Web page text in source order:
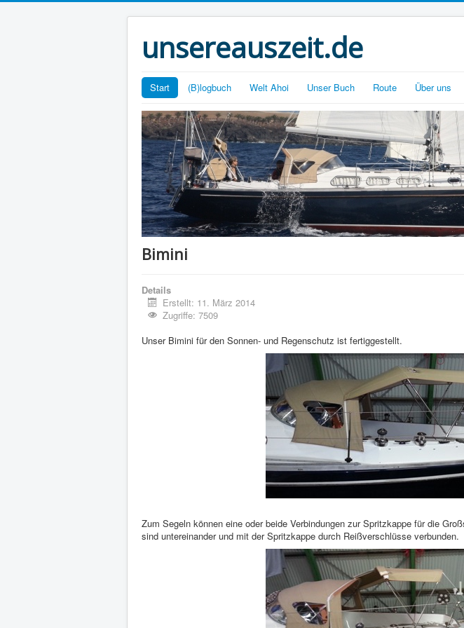
unsereauszeit.de
Start (B)logbuch Welt Ahoi Unser Buch Route Über uns
Bimini
Details
Erstellt: 11. März 2014
Zugriffe: 7509
Unser Bimini für den Sonnen- und Regenschutz ist fertiggestellt.
Zum Segeln können eine oder beide Verbindungen zur Spritzkappe für die
sind untereinander und mit der Spritzkappe durch Reißverschlüsse verbunden.